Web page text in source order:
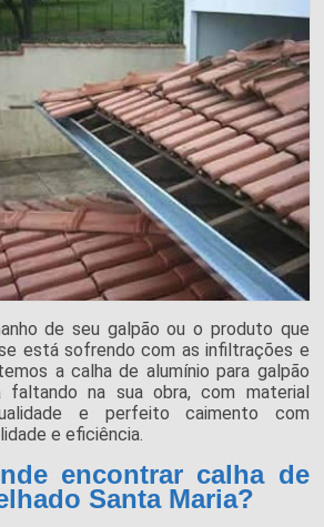
de seu galpão ou o produto que
está sofrendo com as infiltrações e
a calha de alumínio para galpão
faltando na sua obra, com material
e perfeito caimento com
e eficiência.
encontrar calha de
Santa Maria?